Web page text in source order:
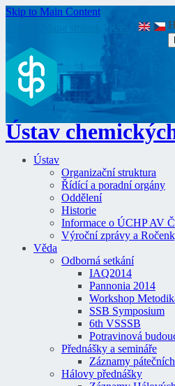
Skip to Main Content
RSS
Ústav
Ústav
Organizační struktura
Řídící a poradní orgány
Oddělení
Historie
Informace o ÚCHP AV
Výroční zprávy a
Věda
Odborná setkání
IAQ2014
Pannonia 2014
Workshop
SSB Symposium
6th VSSSB
Potravinová
Přednášky a semináře
Záznamy
Hálovy přednášky